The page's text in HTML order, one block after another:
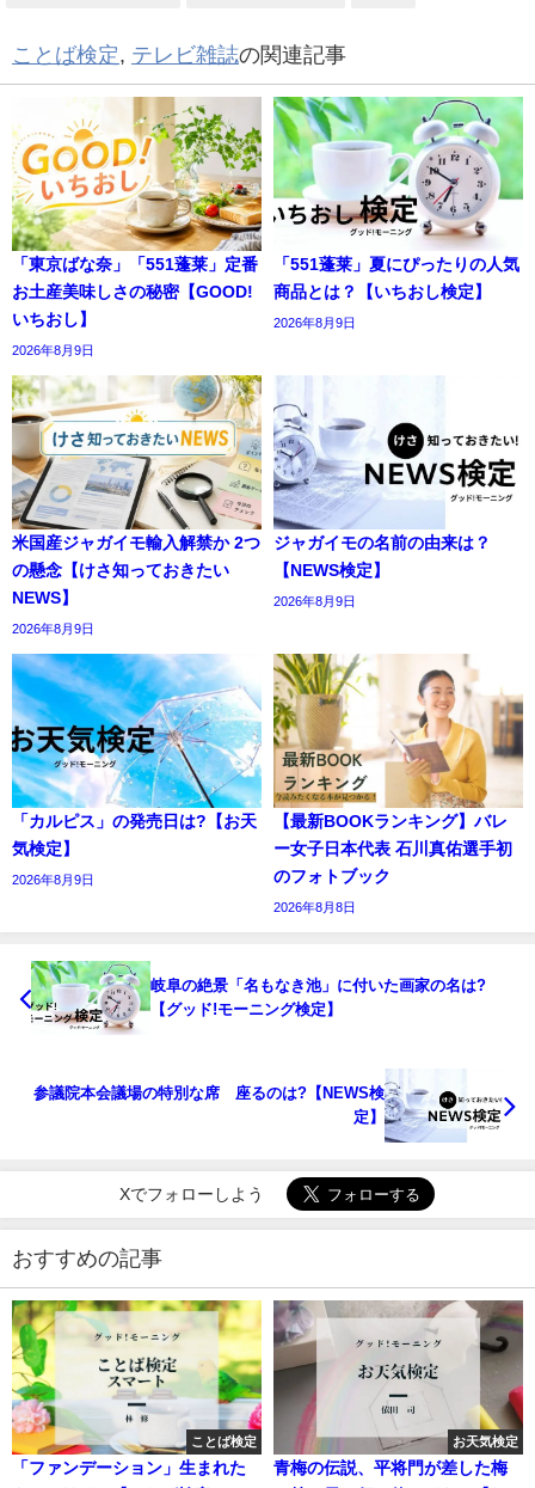
ことば検定, テレビ雑誌の関連記事
「東京ばな奈」「551蓬莱」定番
お土産美味しさの秘密【GOOD!
いちおし】
2026年8月9日
「551蓬莱」夏にぴったりの人気
商品とは？【いちおし検定】
2026年8月9日
米国産ジャガイモ輸入解禁か 2つ
の懸念【けさ知っておきたい
NEWS】
2026年8月9日
ジャガイモの名前の由来は？
【NEWS検定】
2026年8月9日
「カルピス」の発売日は?【お天
気検定】
2026年8月9日
【最新BOOKランキング】バレ
ー女子日本代表 石川真佑選手初
のフォトブック
2026年8月8日
岐阜の絶景「名もなき池」に付いた画家の名は?
【グッド!モーニング検定】
参議院本会議場の特別な席 座るのは?【NEWS検
定】
Xでフォローしよう
おすすめの記事
ことば検定
「ファンデーション」生まれた
お天気検定
青梅の伝説、平将門が差した梅